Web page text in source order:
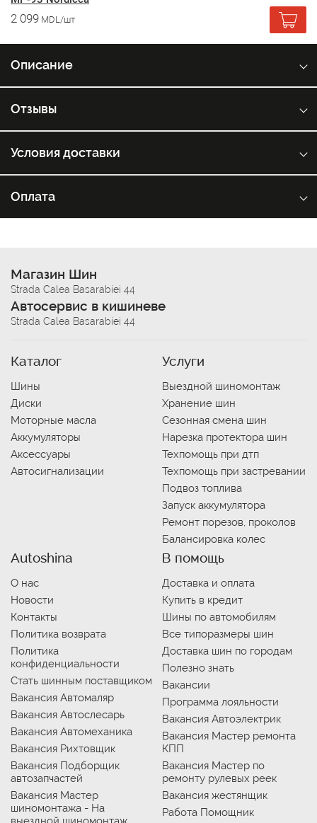
2 099 MDL/шт
Описание
Отзывы
Условия доставки
Оплата
Магазин Шин
Strada Calea Basarabiei 44
Автосервис в кишиневе
Strada Calea Basarabiei 44
Каталог
Шины
Диски
Моторные масла
Аккумуляторы
Аксессуары
Автосигнализации
Услуги
Выездной шиномонтаж
Хранение шин
Сезонная смена шин
Нарезка протектора шин
Техпомощь при дтп
Техпомощь при застревании
Подвоз топлива
Запуск аккумулятора
Ремонт порезов, проколов
Балансировка колес
Autoshina
О нас
Новости
Контакты
Политика возврата
Политика
конфиденциальности
Стать шинным поставщиком
Вакансия Автомаляр
Вакансия Автослесарь
Вакансия Автомеханика
Вакансия Рихтовщик
Вакансия Подборщик
автозапчастей
Вакансия Мастер
шиномонтажа - На
В помощь
Доставка и оплата
Купить в кредит
Шины по автомобилям
Все типоразмеры шин
Доставка шин по городам
Полезно знать
Вакансии
Программа лояльности
Вакансия Автоэлектрик
Вакансия Мастер ремонта
КПП
Вакансия Мастер по
ремонту рулевых реек
Вакансия жестянщик
Работа Помощник